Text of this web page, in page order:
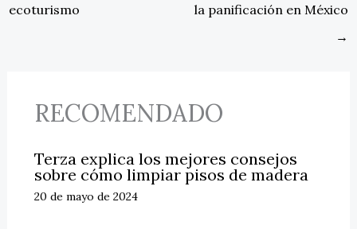
ecoturismo
la panificación en México
→
RECOMENDADO
Terza explica los mejores consejos
sobre cómo limpiar pisos de madera
20 de mayo de 2024